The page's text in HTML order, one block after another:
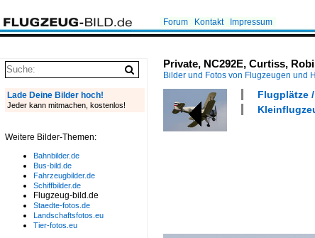
Forum Kontakt Impressum
Private, NC292E, Curtiss,
Bilder und Fotos von Flugzeugen und
Flugplätze
Lade Deine Bilder hoch!
Jeder kann mitmachen, kostenlos!
Weitere Bilder-Themen:
Bahnbilder.de
Bus-bild.de
Fahrzeugbilder.de
Schiffbilder.de
Flugzeug-bild.de
Staedte-fotos.de
Landschaftsfotos.eu
Tier-fotos.eu